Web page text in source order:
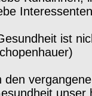
ist
den
unser